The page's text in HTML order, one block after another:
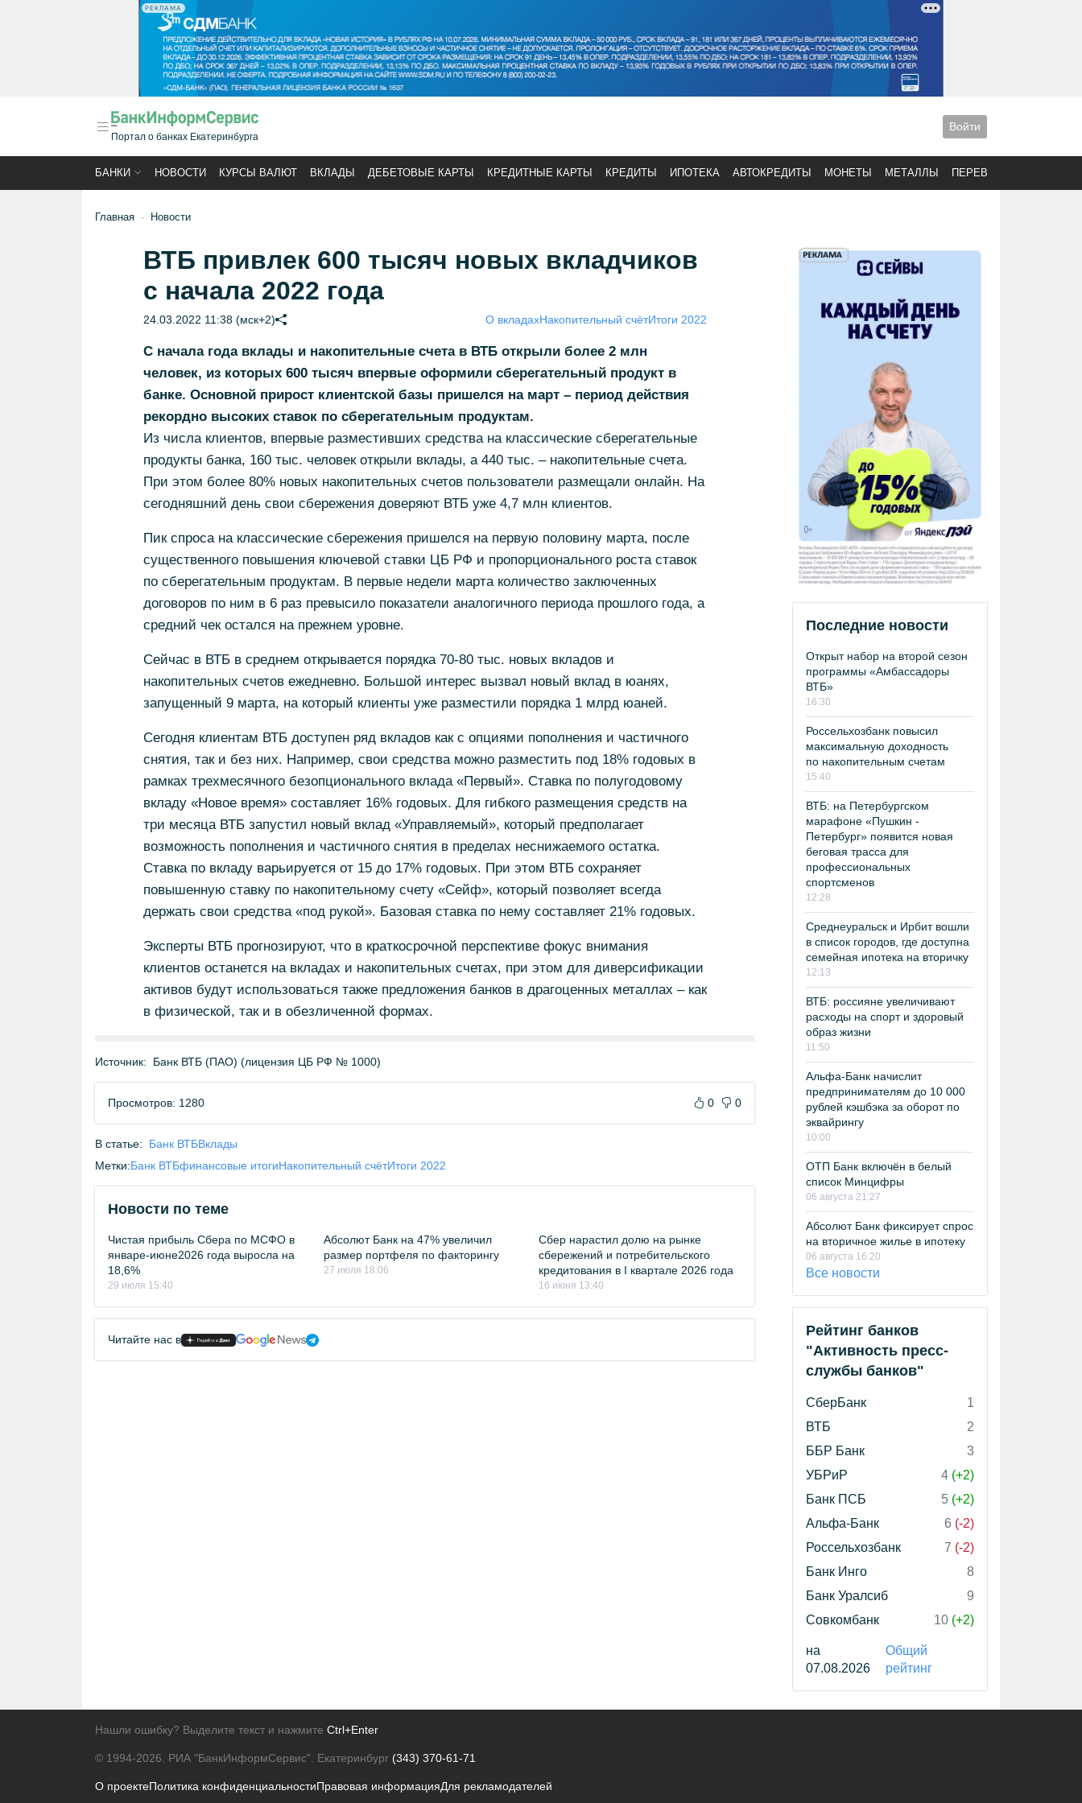
РЕКЛАМА
Портал о банках Екатеринбурга
Войти
БАНКИ НОВОСТИ КУРСЫ ВАЛЮТ ВКЛАДЫ ДЕБЕТОВЫЕ КАРТЫ КРЕДИТНЫЕ КАРТЫ КРЕДИТЫ ИПОТЕКА АВТОКРЕДИТЫ МОНЕТЫ МЕТАЛЛЫ ПЕРЕВОДЫ
Главная Новости
ВТБ привлек 600 тысяч новых вкладчиков
с начала 2022 года
24.03.2022 11:38 (мск+2) О вкладахНакопительный счётИтоги 2022
С начала года вклады и накопительные счета в ВТБ открыли более 2 млн
человек, из которых 600 тысяч впервые оформили сберегательный продукт в
банке. Основной прирост клиентской базы пришелся на март – период действия
рекордно высоких ставок по сберегательным продуктам.
Из числа клиентов, впервые разместивших средства на классические сберегательные
продукты банка, 160 тыс. человек открыли вклады, а 440 тыс. – накопительные счета.
При этом более 80% новых накопительных счетов пользователи размещали онлайн. На
сегодняшний день свои сбережения доверяют ВТБ уже 4,7 млн клиентов.
Пик спроса на классические сбережения пришелся на первую половину марта, после
существенного повышения ключевой ставки ЦБ РФ и пропорционального роста ставок
по сберегательным продуктам. В первые недели марта количество заключенных
договоров по ним в 6 раз превысило показатели аналогичного периода прошлого года, а
средний чек остался на прежнем уровне.
Сейчас в ВТБ в среднем открывается порядка 70-80 тыс. новых вкладов и
накопительных счетов ежедневно. Большой интерес вызвал новый вклад в юанях,
запущенный 9 марта, на который клиенты уже разместили порядка 1 млрд юаней.
Сегодня клиентам ВТБ доступен ряд вкладов как с опциями пополнения и частичного
снятия, так и без них. Например, свои средства можно разместить под 18% годовых в
рамках трехмесячного безопционального вклада «Первый». Ставка по полугодовому
вкладу «Новое время» составляет 16% годовых. Для гибкого размещения средств на
три месяца ВТБ запустил новый вклад «Управляемый», который предполагает
возможность пополнения и частичного снятия в пределах неснижаемого остатка.
Ставка по вкладу варьируется от 15 до 17% годовых. При этом ВТБ сохраняет
повышенную ставку по накопительному счету «Сейф», который позволяет всегда
держать свои средства «под рукой». Базовая ставка по нему составляет 21% годовых.
Эксперты ВТБ прогнозируют, что в краткосрочной перспективе фокус внимания
клиентов останется на вкладах и накопительных счетах, при этом для диверсификации
активов будут использоваться также предложения банков в драгоценных металлах – как
в физической, так и в обезличенной формах.
Источник: Банк ВТБ (ПАО) (лицензия ЦБ РФ № 1000)
Просмотров: 1280 0 0
В статье: Банк ВТБВклады
Метки:Банк ВТБфинансовые итогиНакопительный счётИтоги 2022
Новости по теме
Чистая прибыль Сбера по МСФО в
январе-июне2026 года выросла на
18,6%
29 июля 15:40
Абсолют Банк на 47% увеличил
размер портфеля по факторингу
27 июля 18:06
Сбер нарастил долю на рынке
сбережений и потребительского
кредитования в I квартале 2026 года
16 июня 13:40
Читайте нас в
Последние новости
Открыт набор на второй сезон
программы «Амбассадоры
ВТБ»
16:30
Россельхозбанк повысил
максимальную доходность
по накопительным счетам
15:40
ВТБ: на Петербургском
марафоне «Пушкин -
Петербург» появится новая
беговая трасса для
профессиональных
спортсменов
12:28
Среднеуральск и Ирбит вошли
в список городов, где доступна
семейная ипотека на вторичку
12:13
ВТБ: россияне увеличивают
расходы на спорт и здоровый
образ жизни
11:50
Альфа-Банк начислит
предпринимателям до 10 000
рублей кэшбэка за оборот по
эквайрингу
10:00
ОТП Банк включён в белый
список Минцифры
06 августа 21:27
Абсолют Банк фиксирует спрос
на вторичное жилье в ипотеку
06 августа 16:20
Все новости
Рейтинг банков
"Активность пресс-
службы банков"
СберБанк
1
ВТБ
2
ББР Банк
3
УБРиР
4 (+2)
Банк ПСБ
5 (+2)
Альфа-Банк
6 (-2)
Россельхозбанк
7 (-2)
Банк Инго
8
Банк Уралсиб
9
Совкомбанк
10 (+2)
на
07.08.2026
Общий
рейтинг
Нашли ошибку? Выделите текст и нажмите Ctrl+Enter
© 1994-2026. РИА "БанкИнформСервис". Екатеринбург (343) 370-61-71
О проектеПолитика конфиденциальностиПравовая информацияДля рекламодателей